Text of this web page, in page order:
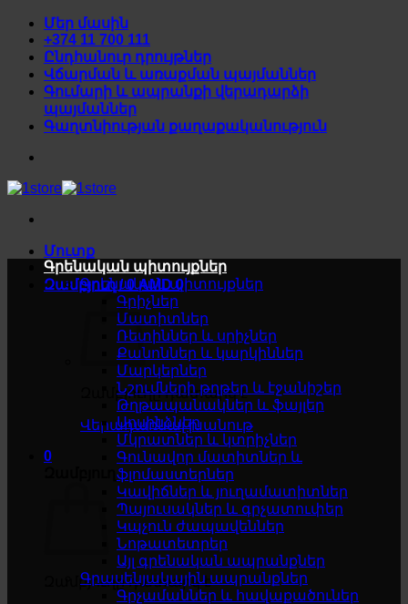
Skip
content
Մեր մասին
+374 11 700 111
Ընդհանուր դրույթներ
Վճարման և առաքման պայմաններ
Գումարի և ապրանքի վերադարձի
պայմաններ
Գաղտնիության քաղաքականություն
Մուտք
Զամբյուղ /0AMD 0
Զամբյուղը դատարկ է
Վերադառնալ խանութ
0
Զամբյուղը դատարկ է
Գրենական պիտույքներ
Գրենական պիտույքներ
Գրիչներ
Մատիտներ
Ռետիններ և սրիչներ
Քանոններ և կարկիններ
Մարկերներ
Նշումների թղթեր և էջանիշեր
Թղթապանակներ և ֆայլեր
Սոսինձներ
Մկրատներ և կտրիչներ
Գունավոր մատիտներ և
ֆլոմաստերներ
Կավիճներ և յուղամատիտներ
Պայուսակներ և գրչատուփեր
Կպչուն ժապավեններ
Նոթատետրեր
Այլ գրենական ապրանքներ
Գրասենյակային ապրանքներ
Գրչամաններ և հավաքածուներ